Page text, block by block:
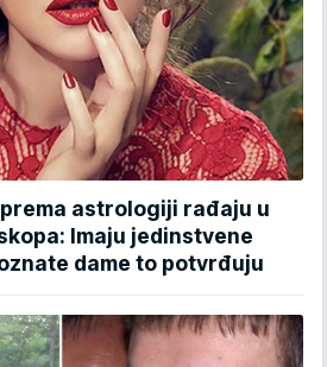
astrologiji rađaju u
Imaju jedinstvene
dame to potvrđuju